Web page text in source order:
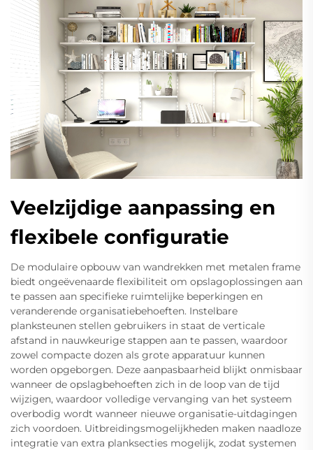
Veelzijdige aanpassing en
flexibele configuratie
De modulaire opbouw van wandrekken met metalen frame
biedt ongeëvenaarde flexibiliteit om opslagoplossingen aan
te passen aan specifieke ruimtelijke beperkingen en
veranderende organisatiebehoeften. Instelbare
planksteunen stellen gebruikers in staat de verticale
afstand in nauwkeurige stappen aan te passen, waardoor
zowel compacte dozen als grote apparatuur kunnen
worden opgeborgen. Deze aanpasbaarheid blijkt onmisbaar
wanneer de opslagbehoeften zich in de loop van de tijd
wijzigen, waardoor volledige vervanging van het systeem
overbodig wordt wanneer nieuwe organisatie-uitdagingen
zich voordoen. Uitbreidingsmogelijkheden maken naadloze
integratie van extra planksecties mogelijk, zodat systemen